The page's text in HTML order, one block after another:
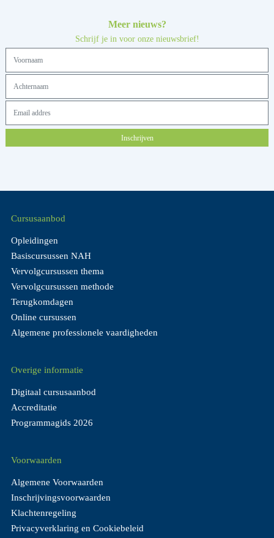
Meer nieuws?
Schrijf je in voor onze nieuwsbrief!
Inschrijven
Cursusaanbod
Opleidingen
Basiscursussen NAH
Vervolgcursussen thema
Vervolgcursussen methode
Terugkomdagen
Online cursussen
Algemene professionele vaardigheden
Overige informatie
Digitaal cursusaanbod
Accreditatie
Programmagids 2026
Voorwaarden
Algemene Voorwaarden
Inschrijvingsvoorwaarden
Klachtenregeling
Privacyverklaring en Cookiebeleid